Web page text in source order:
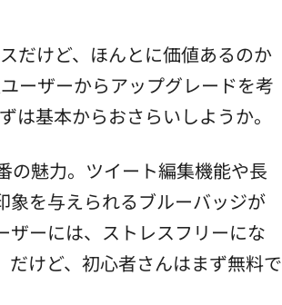
だけど、ほんとに価値あるのか
ーザーからアップグレードを考
基本からおさらいしようか。
の魅力。ツイート編集機能や長
象を与えられるブルーバッジが
ザーには、ストレスフリーにな
けど、初心者さんはまず無料で